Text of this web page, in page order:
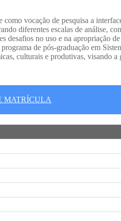
vocação de pesquisa a
diferentes escalas de análise,
no uso e na apropriação
de pós-graduação em
culturais e produtivas, visando
MATRÍCULA